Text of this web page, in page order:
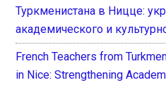
Туркменистана в Ницце:
академического и
French Teachers from
in Nice: Strengthening